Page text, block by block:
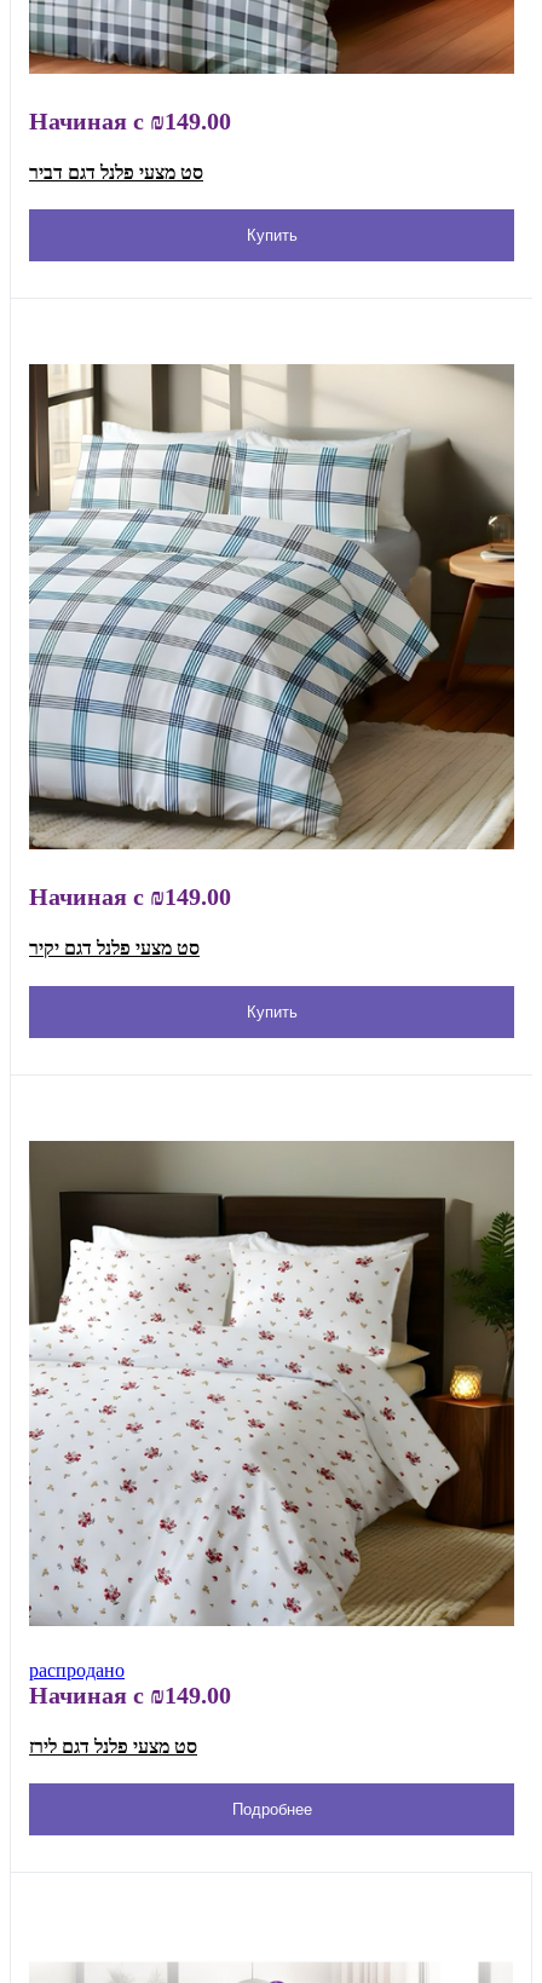
Начиная с ₪149.00
סט מצעי פלנל דגם דביר
Купить
Начиная с ₪149.00
סט מצעי פלנל דגם יקיר
Купить
распродано
Начиная с ₪149.00
סט מצעי פלנל דגם לירז
Подробнее